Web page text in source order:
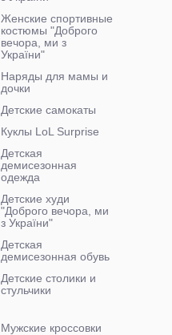
Женские спортивные
костюмы "Доброго
вечора, ми з
України"
Наряды для мамы и
дочки
Детские самокаты
Куклы LoL Surprise
Детская
демисезонная
одежда
Детские худи
"Доброго вечора, ми
з України"
Детская
демисезонная обувь
Детские столики и
стульчики
Мужские кроссовки